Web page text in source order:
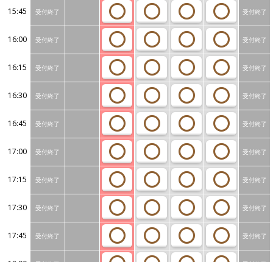
15:45 受付終了 受付終了
16:00 受付終了 受付終了
16:15 受付終了 受付終了
16:30 受付終了 受付終了
16:45 受付終了 受付終了
17:00 受付終了 受付終了
17:15 受付終了 受付終了
17:30 受付終了 受付終了
17:45 受付終了 受付終了